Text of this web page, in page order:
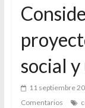
social
11 septiembre
Comentarios